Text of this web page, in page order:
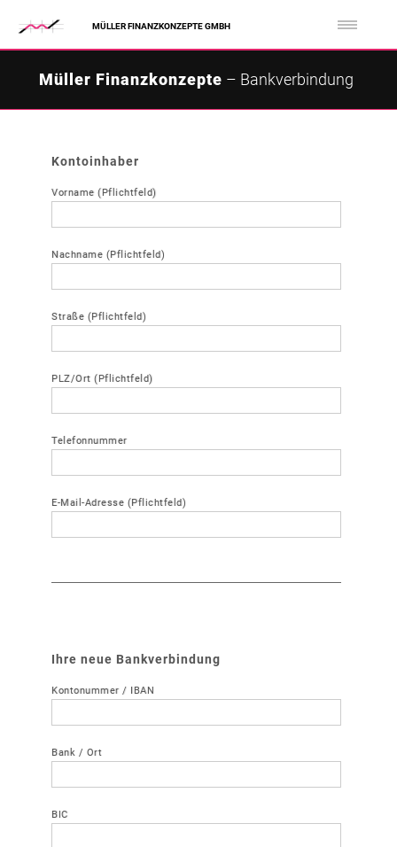
MÜLLER FINANZKONZEPTE GMBH
Müller Finanzkonzepte – Bankverbindung
Kontoinhaber
Vorname (Pflichtfeld)
Nachname (Pflichtfeld)
Straße (Pflichtfeld)
PLZ/Ort (Pflichtfeld)
Telefonnummer
E-Mail-Adresse (Pflichtfeld)
Ihre neue Bankverbindung
Kontonummer / IBAN
Bank / Ort
BIC